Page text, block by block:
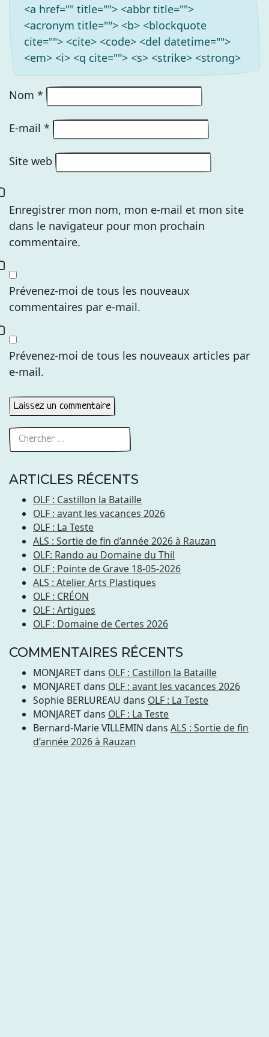
<a href="" title=""> <abbr title="">
<acronym title=""> <b> <blockquote
cite=""> <cite> <code> <del datetime="">
<em> <i> <q cite=""> <s> <strike> <strong>
Nom *
E-mail *
Site web
Enregistrer mon nom, mon e-mail et mon site
dans le navigateur pour mon prochain
commentaire.
Prévenez-moi de tous les nouveaux
commentaires par e-mail.
Prévenez-moi de tous les nouveaux articles par
e-mail.
ARTICLES RÉCENTS
OLF : Castillon la Bataille
OLF : avant les vacances 2026
OLF : La Teste
ALS : Sortie de fin d’année 2026 à Rauzan
OLF: Rando au Domaine du Thil
OLF : Pointe de Grave 18-05-2026
ALS : Atelier Arts Plastiques
OLF : CRÉON
OLF : Artigues
OLF : Domaine de Certes 2026
COMMENTAIRES RÉCENTS
MONJARETdans OLF : Castillon la Bataille
MONJARETdans OLF : avant les vacances 2026
Sophie BERLUREAU dans OLF : La Teste
MONJARETdans OLF : La Teste
Bernard-Marie VILLEMIN dans ALS : Sortie de fin
d’année 2026 à Rauzan